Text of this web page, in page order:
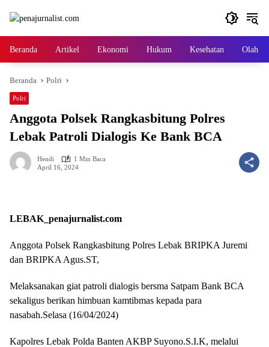
Beranda Artikel Ekonomi Hukum Kesehatan Olah
Beranda Polri
Polri
Anggota Polsek Rangkasbitung Polres
Lebak Patroli Dialogis Ke Bank BCA
Hendi
1 Min Baca
April 16, 2024
LEBAK_penajurnalist.com
Anggota Polsek Rangkasbitung Polres Lebak BRIPKA Juremi
dan BRIPKA Agus.ST,
Melaksanakan giat patroli dialogis bersma Satpam Bank BCA
sekaligus berikan himbuan kamtibmas kepada para
nasabah.Selasa (16/04/2024)
Kapolres Lebak Polda Banten AKBP Suyono.S.I.K, melalui